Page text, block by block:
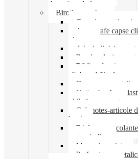
depozit-ambalare
Birotica-produse
Cosuri suporti tavite
Ace agrafe capse
pioneze
Adeziv lipici
Banda adeziva-
Biblioraft caiet
clipboard file dosare
Capsatoare metalice
Cutter foarfeca
ghilotina magnet
Cub notes-articole
hartie
Etichete autocolante
carton indigo
Mape si serviete
Perforatoare